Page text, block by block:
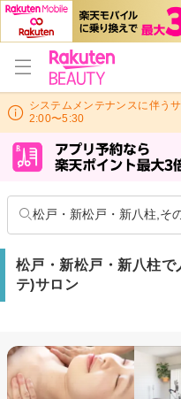
システムメンテナンスに伴う
2:00〜5:30
松戸・新松戸・新八柱,そ
松戸・新松戸・新八柱
テ)サロン